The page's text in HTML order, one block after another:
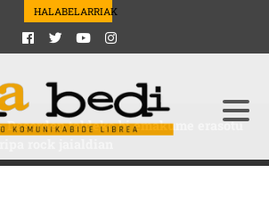
HALABELARRIAK
Desorden taldeko bi emakume erasotu